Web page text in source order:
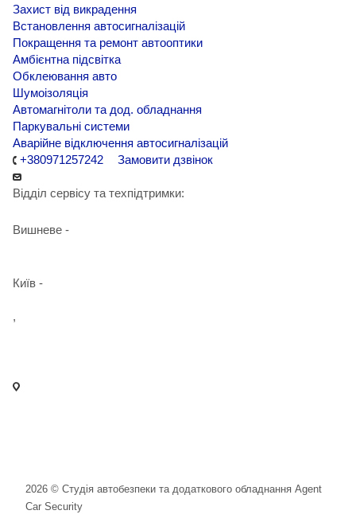
Захист від викрадення
Встановлення автосигналізацій
Покращення та ремонт автооптики
Амбієнтна підсвітка
Обклеювання авто
Шумоізоляція
Автомагнітоли та дод. обладнання
Паркувальні системи
Аварійне відключення автосигналізацій
+380971257242
Замовити дзвінок
Відділ сервісу та техпідтримки:
Вишневе -
Київ -
,
2026 © Студія автобезпеки та додаткового обладнання Agent
Car Security